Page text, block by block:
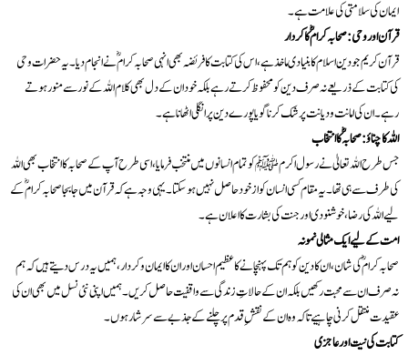
ایمان کی سلامتی کی علامت ہے۔
قرآن اور وحی: صحابہ کرامؓ کا کردار
قرآن کریم جو دین اسلام کا بنیادی ماخذ ہے، اس کی کتابت کا فریضہ بھی انہی صحابہ کرامؓ نے انجام دیا۔ یہ حضرات وحی
کی کتابت کے ذریعے نہ صرف دین کو محفوظ کرتے رہے بلکہ خود ان کے دل بھی کلام اللہ کے نور سے منور ہوتے
رہے۔ ان کی امانت و دیانت پر شک کرنا گویا پورے دین پر انگلی اٹھانا ہے۔
اللہ کا چناؤ: صحابہؓ کا انتخاب
جس طرح اللہ تعالیٰ نے رسول اکرم ﷺ کو تمام انسانوں میں منتخب فرمایا، اسی طرح آپ کے صحابہ کا انتخاب بھی اللہ
کی طرف سے ہی تھا۔ یہ مقام کسی انسان کو از خود حاصل نہیں ہو سکتا۔ یہی وجہ ہے کہ قرآن میں جابجا صحابہ کرامؓ کے
لیے اللہ کی رضا، خوشنودی اور جنت کی بشارت کا اعلان ہے۔
امت کے لیے ایک مثالی نمونہ
صحابہ کرامؓ کی شان، ان کا دین کو ہم تک پہنچانے کا عظیم احسان اور ان کا ایمان و کردار، ہمیں یہ درس دیتے ہیں کہ ہم
نہ صرف ان سے محبت رکھیں بلکہ ان کے حالاتِ زندگی سے واقفیت حاصل کریں۔ ہمیں اپنی نئی نسل میں بھی ان کی
عقیدت منتقل کرنی چاہیے تاکہ وہ ان کے نقشِ قدم پر چلنے کے جذبے سے سرشار ہوں۔
کتابت کی نیت اور عاجزی